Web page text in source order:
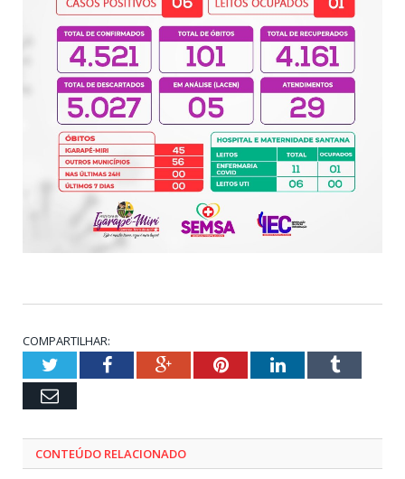
COMPARTILHAR:
TwitterFacebookGoogle+PinterestLinkedInTumblr
Email
CONTEÚDO RELACIONADO